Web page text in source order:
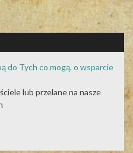
do Tych co mogą, o wsparcie
lub przelane na nasze